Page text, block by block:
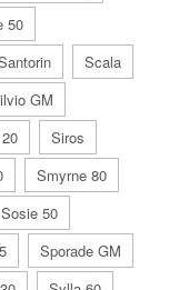
50
Scala
GM
Siros
Smyrne 80
Sosie 50
Sporade GM